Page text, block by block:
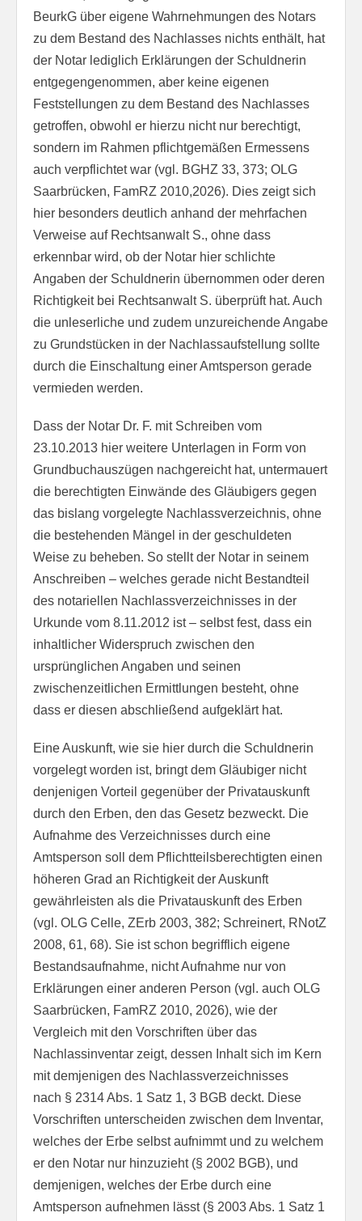
BeurkG über eigene Wahrnehmungen des Notars
zu dem Bestand des Nachlasses nichts enthält, hat
der Notar lediglich Erklärungen der Schuldnerin
entgegengenommen, aber keine eigenen
Feststellungen zu dem Bestand des Nachlasses
getroffen, obwohl er hierzu nicht nur berechtigt,
sondern im Rahmen pflichtgemäßen Ermessens
auch verpflichtet war (vgl. BGHZ 33, 373; OLG
Saarbrücken, FamRZ 2010,2026). Dies zeigt sich
hier besonders deutlich anhand der mehrfachen
Verweise auf Rechtsanwalt S., ohne dass
erkennbar wird, ob der Notar hier schlichte
Angaben der Schuldnerin übernommen oder deren
Richtigkeit bei Rechtsanwalt S. überprüft hat. Auch
die unleserliche und zudem unzureichende Angabe
zu Grundstücken in der Nachlassaufstellung sollte
durch die Einschaltung einer Amtsperson gerade
vermieden werden.
Dass der Notar Dr. F. mit Schreiben vom
23.10.2013 hier weitere Unterlagen in Form von
Grundbuchauszügen nachgereicht hat, untermauert
die berechtigten Einwände des Gläubigers gegen
das bislang vorgelegte Nachlassverzeichnis, ohne
die bestehenden Mängel in der geschuldeten
Weise zu beheben. So stellt der Notar in seinem
Anschreiben – welches gerade nicht Bestandteil
des notariellen Nachlassverzeichnisses in der
Urkunde vom 8.11.2012 ist – selbst fest, dass ein
inhaltlicher Widerspruch zwischen den
ursprünglichen Angaben und seinen
zwischenzeitlichen Ermittlungen besteht, ohne
dass er diesen abschließend aufgeklärt hat.
Eine Auskunft, wie sie hier durch die Schuldnerin
vorgelegt worden ist, bringt dem Gläubiger nicht
denjenigen Vorteil gegenüber der Privatauskunft
durch den Erben, den das Gesetz bezweckt. Die
Aufnahme des Verzeichnisses durch eine
Amtsperson soll dem Pflichtteilsberechtigten einen
höheren Grad an Richtigkeit der Auskunft
gewährleisten als die Privatauskunft des Erben
(vgl. OLG Celle, ZErb 2003, 382; Schreinert, RNotZ
2008, 61, 68). Sie ist schon begrifflich eigene
Bestandsaufnahme, nicht Aufnahme nur von
Erklärungen einer anderen Person (vgl. auch OLG
Saarbrücken, FamRZ 2010, 2026), wie der
Vergleich mit den Vorschriften über das
Nachlassinventar zeigt, dessen Inhalt sich im Kern
mit demjenigen des Nachlassverzeichnisses
nach § 2314 Abs. 1 Satz 1, 3 BGB deckt. Diese
Vorschriften unterscheiden zwischen dem Inventar,
welches der Erbe selbst aufnimmt und zu welchem
er den Notar nur hinzuzieht (§ 2002 BGB), und
demjenigen, welches der Erbe durch eine
Amtsperson aufnehmen lässt (§ 2003 Abs. 1 Satz 1